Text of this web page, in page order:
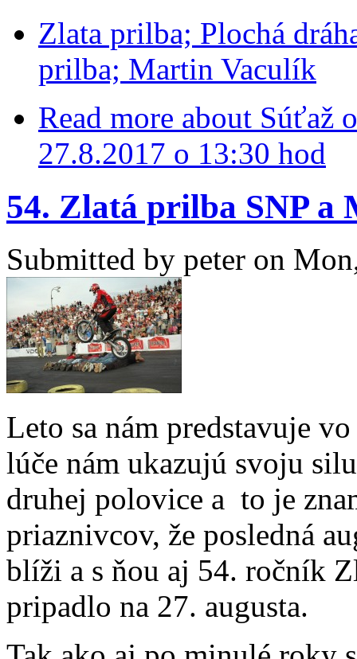
Zlata prilba; Plochá
prilba; Martin Vaculík
Read more about Súťaž
27.8.2017 o 13:30 hod
54. Zlatá prilba SNP a
Submitted by peter on
Leto sa nám predstavuje
lúče nám ukazujú svoju
druhej polovice a to je
priaznivcov, že posledná
blíži a s ňou aj 54. ročník
pripadlo na 27. augusta.